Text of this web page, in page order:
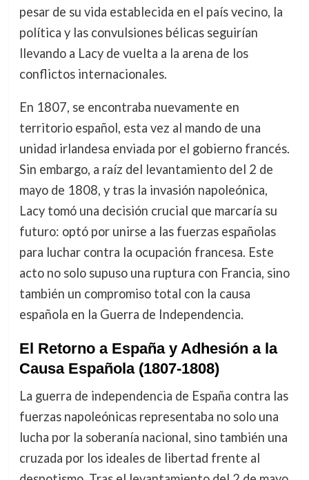
pesar de su vida establecida en el país vecino, la
política y las convulsiones bélicas seguirían
llevando a Lacy de vuelta a la arena de los
conflictos internacionales.
En 1807, se encontraba nuevamente en
territorio español, esta vez al mando de una
unidad irlandesa enviada por el gobierno francés.
Sin embargo, a raíz del levantamiento del 2 de
mayo de 1808, y tras la invasión napoleónica,
Lacy tomó una decisión crucial que marcaría su
futuro: optó por unirse a las fuerzas españolas
para luchar contra la ocupación francesa. Este
acto no solo supuso una ruptura con Francia, sino
también un compromiso total con la causa
española en la Guerra de Independencia.
El Retorno a España y Adhesión a la
Causa Española (1807-1808)
La guerra de independencia de España contra las
fuerzas napoleónicas representaba no solo una
lucha por la soberanía nacional, sino también una
cruzada por los ideales de libertad frente al